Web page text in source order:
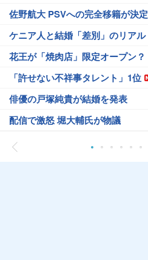
佐野航大 PSVへの完全移籍が決定
ケニア人と結婚「差別」のリアル
花王が「焼肉店」限定オープン？
「許せない不祥事タレント」1位
俳優の戸塚純貴が結婚を発表
配信で激怒 堀大輔氏が物議